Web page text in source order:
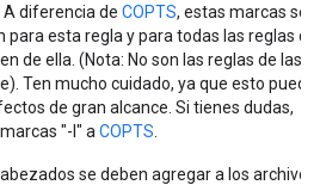
. A diferencia de COPTS, estas marcas se
para esta regla y para todas las reglas
de ella. (Nota: No son las reglas de las
Ten mucho cuidado, ya que esto puede
de gran alcance. Si tienes dudas,
"-I" a COPTS
se deben agregar a los archivos